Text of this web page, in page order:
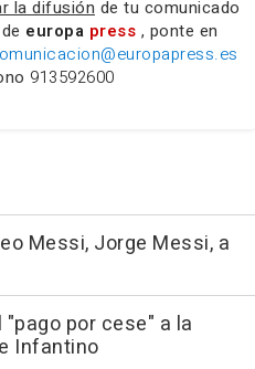
la difusión de tu comunicado
europa press , ponte en
913592600
Messi, Jorge Messi, a
"pago por cese" a la
Infantino